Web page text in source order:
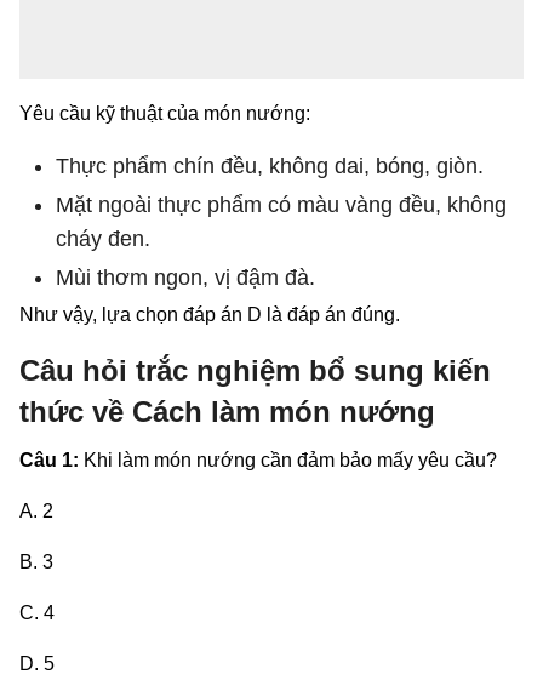
Yêu cầu kỹ thuật của món nướng:
Thực phẩm chín đều, không dai, bóng, giòn.
Mặt ngoài thực phẩm có màu vàng đều, không
cháy đen.
Mùi thơm ngon, vị đậm đà.
Như vậy, lựa chọn đáp án D là đáp án đúng.
Câu hỏi trắc nghiệm bổ sung kiến
thức về Cách làm món nướng
Câu 1: Khi làm món nướng cần đảm bảo mấy yêu cầu?
A. 2
B. 3
C. 4
D. 5